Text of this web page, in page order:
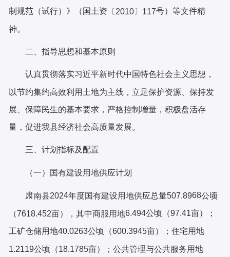
制规范（试行）》 （ 国土资 〔 2010〕117号）等文件精
神。
二、指导思想和基本原则
认真贯彻落实习近平新时代中国特色社会主义思想，
以节约集约高效利用土地为主线，立足保护资源、保持发
展、保障民生的基本要求，严格控制增量，积极盘活存
量，促进我县经济社会高质量发展。
三、计划指标及配置
（一）国有建设用地供应计划
肃南县2024年度国有建设用地供应总量507.8968公顷
（7618.452亩），其中商服用地6.494公顷（97.41亩）；
工矿仓储用地40.0263公顷（600.3945亩）；住宅用地
1.2119公顷（18.1785亩）；公共管理与公共服务用地